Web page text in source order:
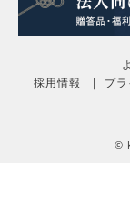
採用情報
プ
©